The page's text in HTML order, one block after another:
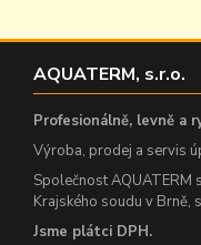
AQUATERM, s.r.o.
Profesionálně, levně a
Výroba, prodej a servis
Společnost AQUATERM
Krajského soudu v Brně,
Jsme plátci DPH.